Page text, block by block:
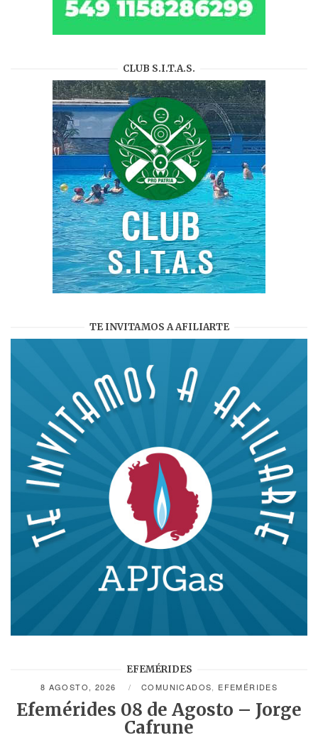
CLUB S.I.T.A.S.
TE INVITAMOS A AFILIARTE
EFEMÉRIDES
8 AGOSTO, 2026 COMUNICADOS, EFEMÉRIDES
Efemérides 08 de Agosto – Jorge
Cafrune